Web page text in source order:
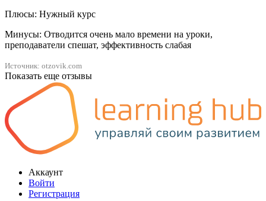
Плюсы: Нужный курс
Минусы: Отводится очень мало времени на уроки,
преподаватели спешат, эффективность слабая
Источник: otzovik.com
Показать еще отзывы
Аккаунт
Войти
Регистрация